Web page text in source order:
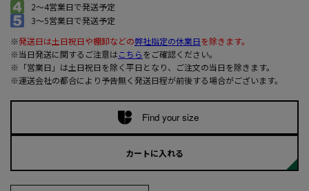
2～4営業日で発送予定
3～5営業日で発送予定
※発送日は土日祝日や棚卸などの弊社指定の休業日を除きます。
※当日発送に関するご注意はこちらをご確認ください。
※「営業日」は土日祝日を除く平日となり、ご注文の当日を除きます。
※運送会社の都合により予告無く発送日程が前後する場合がございます。
Find your size
カートに入れる